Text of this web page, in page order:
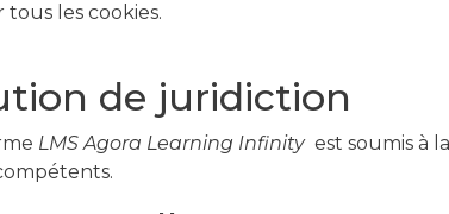
les cookies.
de juridiction
LMS Agora Learning Infinityest soumis à